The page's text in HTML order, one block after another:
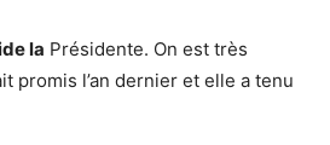
la Présidente. On est très
promis l’an dernier et elle a tenu